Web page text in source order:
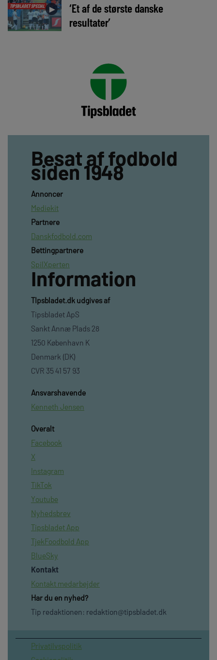
TIPSBLADET SPECIAL ►
‘Et af de største danske
resultater’
Besat af fodbold
siden 1948
Annoncer
Mediekit
Partnere
Danskfodbold.com
Bettingpartnere
SpilXperten
Information
TIpsbladet.dk udgives af
Tipsbladet ApS
Sankt Annæ Plads 28
1250 København K
Denmark (DK)
CVR 35 41 57 93
Ansvarshavende
Kenneth Jensen
Overalt
Facebook
X
Instagram
TikTok
Youtube
Nyhedsbrev
Tipsbladet App
TjekFoodbold App
BlueSky
Kontakt
Kontakt medarbejder
Har du en nyhed?
Tip redaktionen: redaktion@tipsbladet.dk
Privatilvspolitik